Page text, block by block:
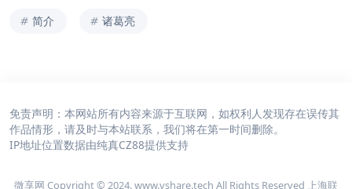
简介 诸葛亮
免责声明：本网站所有内容来源于互联网，如权利人发现存在误传其
作品情形，请及时与本站联系，我们将在第一时间删除。
IP地址位置数据由纯真CZ88提供支持
微享网 Copyright © 2024. www.vshare.tech All Rights Reserved 上海联